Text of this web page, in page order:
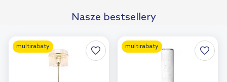
porównania porównania
Nasze bestsellery
multirabaty multirabaty